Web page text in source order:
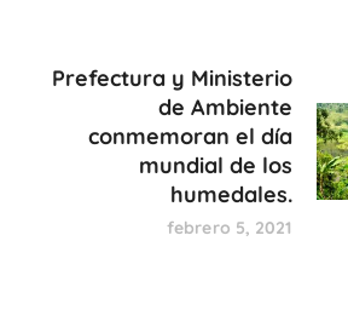
Prefectura y Ministerio
de Ambiente
conmemoran el día
mundial de los
humedales.
febrero 5, 2021